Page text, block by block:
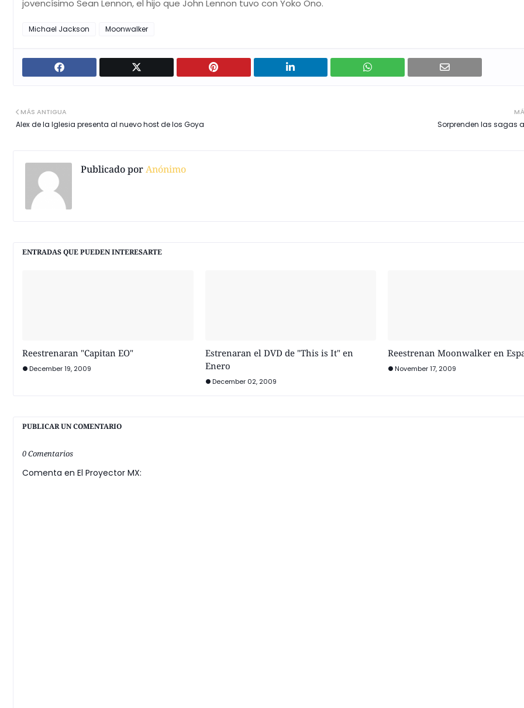
jovencísimo Sean Lennon, el hijo que John Lennon tuvo con Yoko Ono.
Michael Jackson Moonwalker
Sorprenden las sagas
MÁS ANTIGUA
Alex de la Iglesia presenta al nuevo host de los Goya
Publicado porAnónimo
ENTRADAS QUE PUEDEN INTERESARTE
Reestrenaran "Capitan EO"
December 19, 2009
Estrenaran el DVD de "This is It" en
Enero
December 02, 2009
Reestrenan Moonwalker en
November 17, 2009
PUBLICAR UN COMENTARIO
0 Comentarios
Comenta en El Proyector MX: